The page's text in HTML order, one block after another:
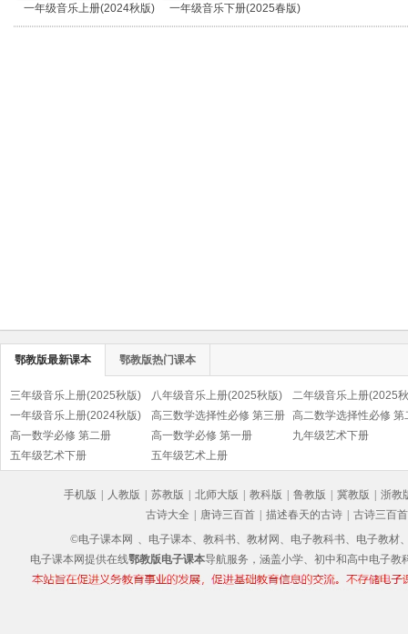
一年级音乐上册(2024秋版) 一年级音乐下册(2025春版)
鄂教版最新课本 鄂教版热门课本
三年级音乐上册(2025秋版) 八年级音乐上册(2025秋版)
二年级音乐上册(2025
一年级音乐上册(2024秋版)
高三数学选择性必修 第三册 高二数学选择性必修 第
高一数学必修 第二册
高一数学必修 第一册
九年级艺术下册
五年级艺术下册
五年级艺术上册
手机版 人教版 苏教版 北师大版 教科版 鲁教版 冀教版
浙教
古诗大全
唐诗三百首 描述春天的古诗
古诗三百首
©电子课本网 、电子课本、教科书、教材网、电子教科书、电子教材
电子课本网提供在线鄂教版电子课本导航服务，涵盖小学、初中和高中电子